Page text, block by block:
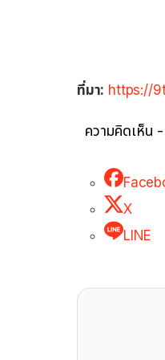
ที่มา: https://
ความคิดเห็น
X
LINE